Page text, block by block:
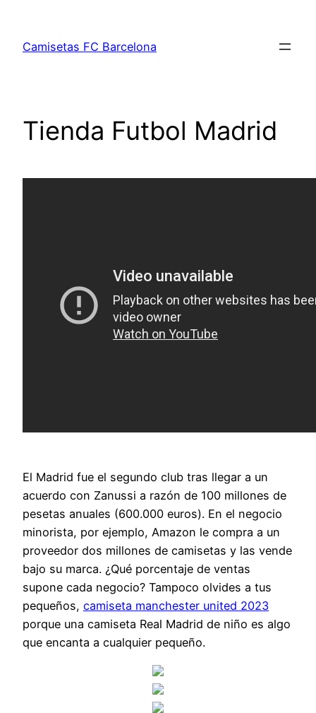
contenido
Camisetas FC Barcelona
Tienda Futbol Madrid
El Madrid fue el segundo club tras llegar a un
acuerdo con Zanussi a razón de 100 millones de
pesetas anuales (600.000 euros). En el negocio
minorista, por ejemplo, Amazon le compra a un
proveedor dos millones de camisetas y las vende
bajo su marca. ¿Qué porcentaje de ventas
supone cada negocio? Tampoco olvides a tus
pequeños, camiseta manchester united 2023
porque una camiseta Real Madrid de niño es algo
que encanta a cualquier pequeño.